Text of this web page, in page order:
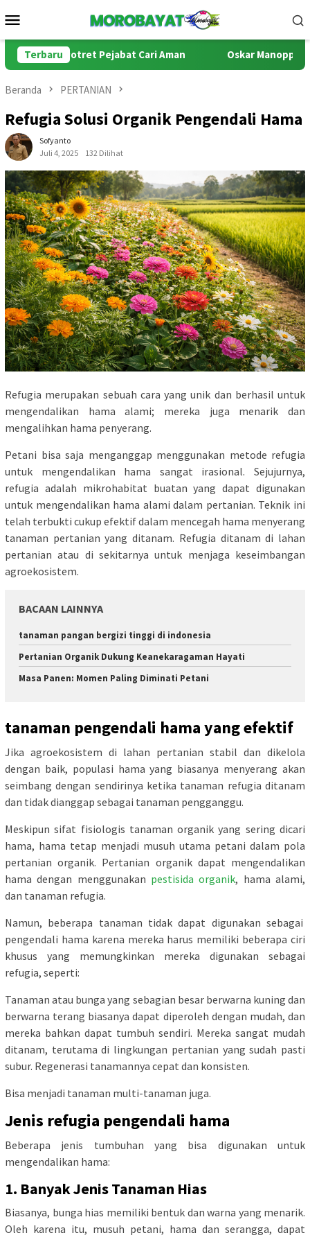
ke
Mobile
Terbaru
Potret Pejabat Cari Aman Oskar Manoppo di
Beranda PERTANIAN
Refugia Solusi Organik Pengendali Hama
Sofyanto
Juli 4, 2025
132 Dilihat
Refugia merupakan sebuah cara yang unik dan berhasil untuk
mengendalikan hama alami; mereka juga menarik dan
mengalihkan hama penyerang.
Petani bisa saja menganggap menggunakan metode refugia
untuk mengendalikan hama sangat irasional. Sejujurnya,
refugia adalah mikrohabitat buatan yang dapat digunakan
untuk mengendalikan hama alami dalam pertanian. Teknik ini
telah terbukti cukup efektif dalam mencegah hama menyerang
tanaman pertanian yang ditanam. Refugia ditanam di lahan
pertanian atau di sekitarnya untuk menjaga keseimbangan
agroekosistem.
BACAAN LAINNYA
tanaman pangan bergizi tinggi di indonesia
Pertanian Organik Dukung Keanekaragaman Hayati
Masa Panen: Momen Paling Diminati Petani
tanaman pengendali hama yang efektif
Jika agroekosistem di lahan pertanian stabil dan dikelola
dengan baik, populasi hama yang biasanya menyerang akan
seimbang dengan sendirinya ketika tanaman refugia ditanam
dan tidak dianggap sebagai tanaman pengganggu.
Meskipun sifat fisiologis tanaman organik yang sering dicari
hama, hama tetap menjadi musuh utama petani dalam pola
pertanian organik. Pertanian organik dapat mengendalikan
hama dengan menggunakan pestisida organik, hama alami,
dan tanaman refugia.
Namun, beberapa tanaman tidak dapat digunakan sebagai
pengendali hama karena mereka harus memiliki beberapa ciri
khusus yang memungkinkan mereka digunakan sebagai
refugia, seperti:
Tanaman atau bunga yang sebagian besar berwarna kuning dan
berwarna terang biasanya dapat diperoleh dengan mudah, dan
mereka bahkan dapat tumbuh sendiri. Mereka sangat mudah
ditanam, terutama di lingkungan pertanian yang sudah pasti
subur. Regenerasi tanamannya cepat dan konsisten.
Bisa menjadi tanaman multi-tanaman juga.
Jenis refugia pengendali hama
Beberapa jenis tumbuhan yang bisa digunakan untuk
mengendalikan hama:
1. Banyak Jenis Tanaman Hias
Biasanya, bunga hias memiliki bentuk dan warna yang menarik.
Oleh karena itu, musuh petani, hama dan serangga, dapat